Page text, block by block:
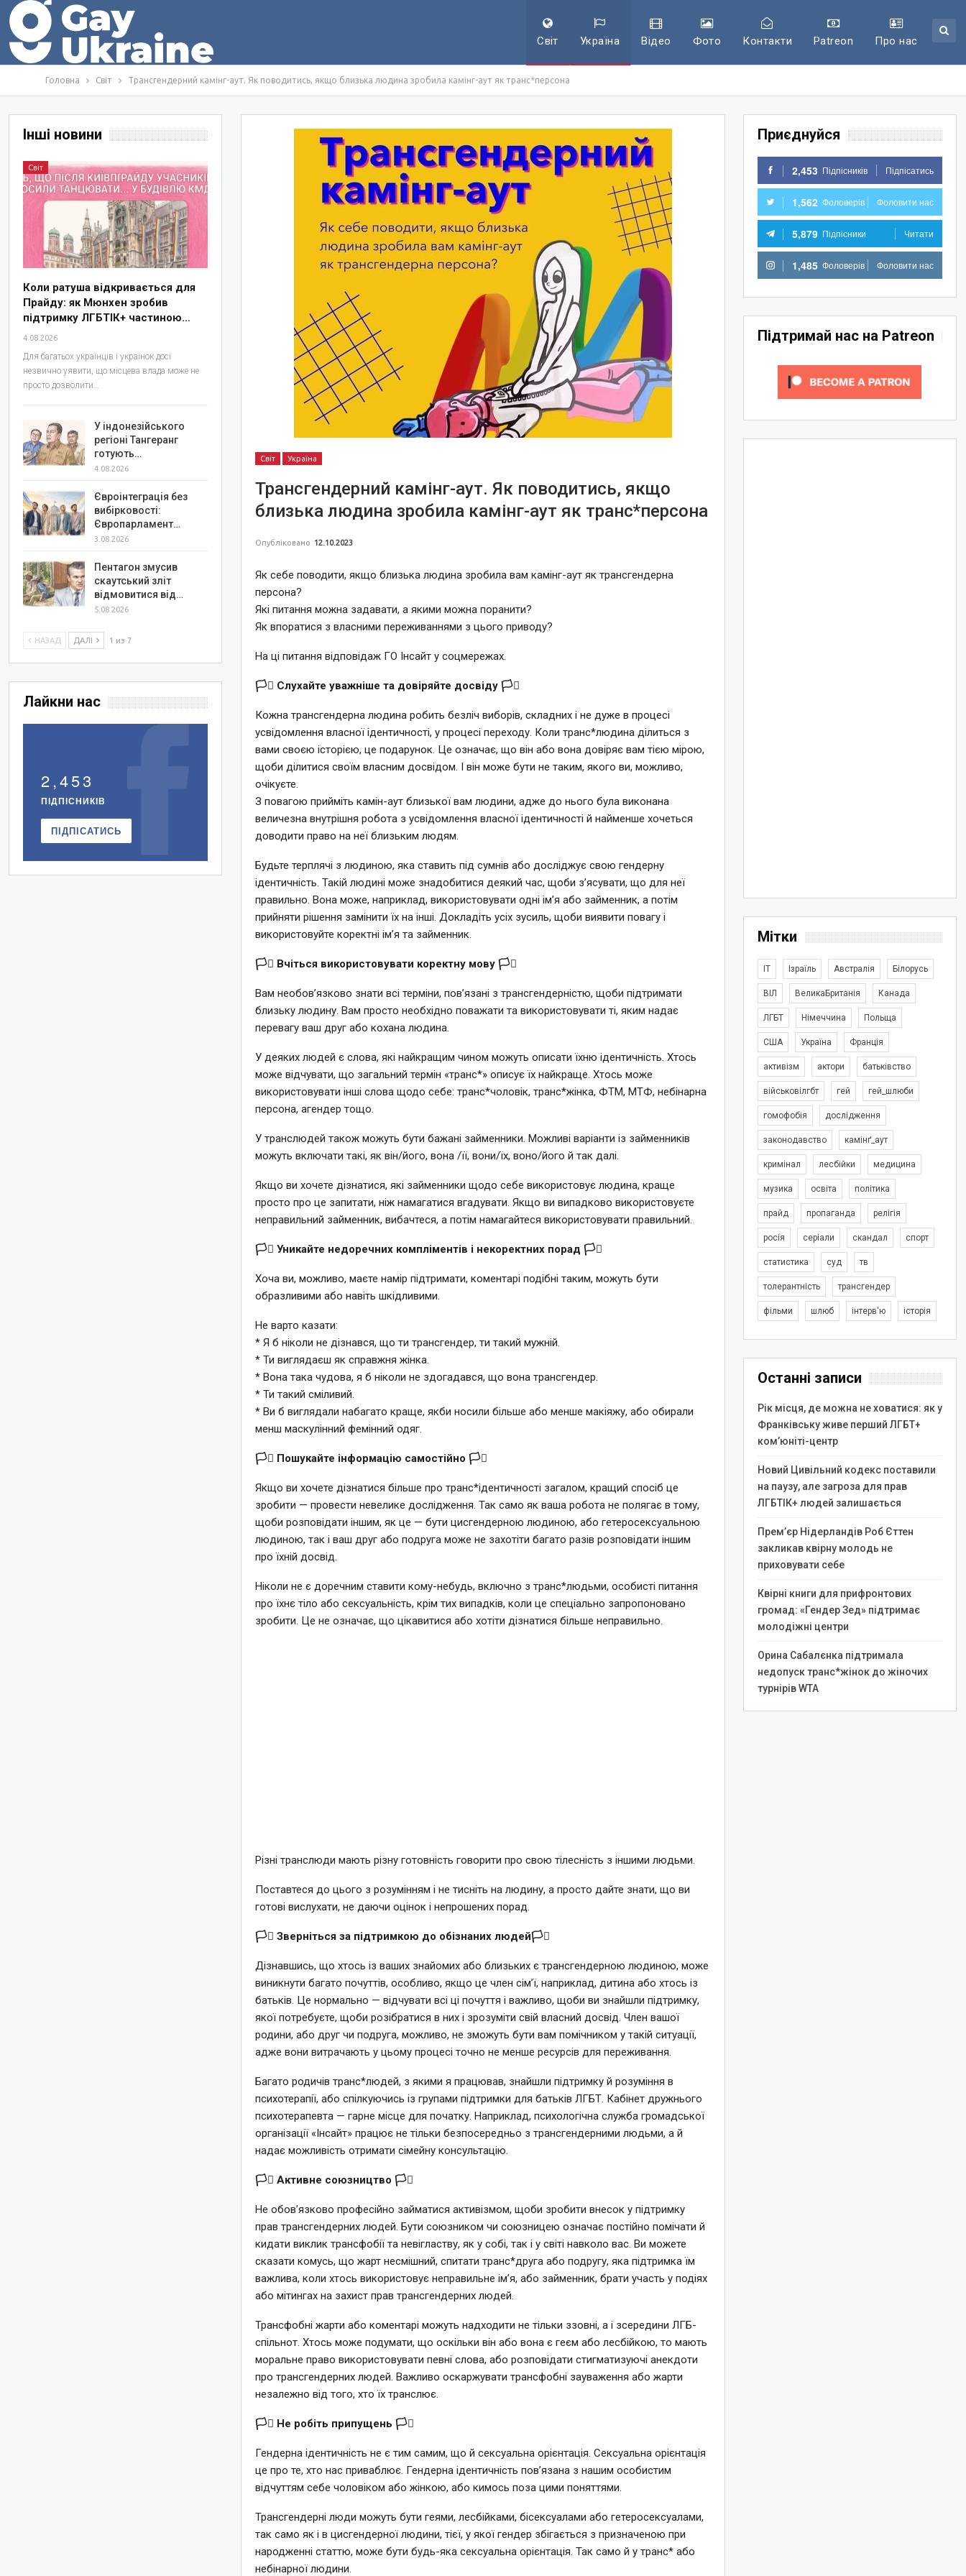
Світ Україна Відео Фото Контакти Patreon Про нас
Головна Світ Трансгендерний камінг-аут. Як поводитись, якщо близька людина зробила камінг-аут як транс*персона
Світ Україна
Трансгендерний камінг-аут. Як поводитись, якщо
близька людина зробила камінг-аут як транс*персона
Опубліковано 12.10.2023
Як себе поводити, якщо близька людина зробила вам камінг-аут як трансгендерна
персона?
Які питання можна задавати, а якими можна поранити?
Як впоратися з власними переживаннями з цього приводу?
На ці питання відповідаж ГО Інсайт у соцмережах.
🏳️‍⚧️ Слухайте уважніше та довіряйте досвіду 🏳️‍⚧️
Кожна трансгендерна людина робить безліч виборів, складних і не дуже в процесі
усвідомлення власної ідентичності, у процесі переходу. Коли транс*людина ділиться з
вами своєю історією, це подарунок. Це означає, що він або вона довіряє вам тією мірою,
щоби ділитися своїм власним досвідом. І він може бути не таким, якого ви, можливо,
очікуєте.
З повагою прийміть камін-аут близької вам людини, адже до нього була виконана
величезна внутрішня робота з усвідомлення власної ідентичності й найменше хочеться
доводити право на неї близьким людям.
Будьте терплячі з людиною, яка ставить під сумнів або досліджує свою гендерну
ідентичність. Такій людині може знадобитися деякий час, щоби з’ясувати, що для неї
правильно. Вона може, наприклад, використовувати одні ім’я або займенник, а потім
прийняти рішення замінити їх на інші. Докладіть усіх зусиль, щоби виявити повагу і
використовуйте коректні ім’я та займенник.
🏳️‍⚧️ Вчіться використовувати коректну мову 🏳️‍⚧️
Вам необов’язково знати всі терміни, пов’язані з трансгендерністю, щоби підтримати
близьку людину. Вам просто необхідно поважати та використовувати ті, яким надає
перевагу ваш друг або кохана людина.
У деяких людей є слова, які найкращим чином можуть описати їхню ідентичність. Хтось
може відчувати, що загальний термін «транс*» описує їх найкраще. Хтось може
використовувати інші слова щодо себе: транс*чоловік, транс*жінка, ФТМ, МТФ, небінарна
персона, агендер тощо.
У транслюдей також можуть бути бажані займенники. Можливі варіанти із займенників
можуть включати такі, як він/його, вона /її, вони/їх, воно/його й так далі.
Якщо ви хочете дізнатися, які займенники щодо себе використовує людина, краще
просто про це запитати, ніж намагатися вгадувати. Якщо ви випадково використовуєте
неправильний займенник, вибачтеся, а потім намагайтеся використовувати правильний.
🏳️‍⚧️ Уникайте недоречних компліментів і некоректних порад 🏳️‍⚧️
Хоча ви, можливо, маєте намір підтримати, коментарі подібні таким, можуть бути
образливими або навіть шкідливими.
Не варто казати:
* Я б ніколи не дізнався, що ти трансгендер, ти такий мужній.
* Ти виглядаєш як справжня жінка.
* Вона така чудова, я б ніколи не здогадався, що вона трансгендер.
* Ти такий сміливий.
* Ви б виглядали набагато краще, якби носили більше або менше макіяжу, або обирали
менш маскулінний фемінний одяг.
🏳️‍⚧️ Пошукайте інформацію самостійно 🏳️‍⚧️
Якщо ви хочете дізнатися більше про транс*ідентичності загалом, кращий спосіб це
зробити — провести невелике дослідження. Так само як ваша робота не полягає в тому,
щоби розповідати іншим, як це — бути цисгендерною людиною, або гетеросексуальною
людиною, так і ваш друг або подруга може не захотіти багато разів розповідати іншим
про їхній досвід.
Ніколи не є доречним ставити кому-небудь, включно з транс*людьми, особисті питання
про їхнє тіло або сексуальність, крім тих випадків, коли це спеціально запропоновано
зробити. Це не означає, що цікавитися або хотіти дізнатися більше неправильно.
Різні транслюди мають різну готовність говорити про свою тілесність з іншими людьми.
Поставтеся до цього з розумінням і не тисніть на людину, а просто дайте знати, що ви
готові вислухати, не даючи оцінок і непрошених порад.
🏳️‍⚧️ Зверніться за підтримкою до обізнаних людей🏳️‍⚧️
Дізнавшись, що хтось із ваших знайомих або близьких є трансгендерною людиною, може
виникнути багато почуттів, особливо, якщо це член сім’ї, наприклад, дитина або хтось із
батьків. Це нормально — відчувати всі ці почуття і важливо, щоби ви знайшли підтримку,
якої потребуєте, щоби розібратися в них і зрозуміти свій власний досвід. Член вашої
родини, або друг чи подруга, можливо, не зможуть бути вам помічником у такій ситуації,
адже вони витрачають у цьому процесі точно не менше ресурсів для переживання.
Багато родичів транс*людей, з якими я працював, знайшли підтримку й розуміння в
психотерапії, або спілкуючись із групами підтримки для батьків ЛГБТ. Кабінет дружнього
психотерапевта — гарне місце для початку. Наприклад, психологічна служба громадської
організації «Інсайт» працює не тільки безпосередньо з трансгендерними людьми, а й
надає можливість отримати сімейну консультацію.
🏳️‍⚧️ Активне союзництво 🏳️‍⚧️
Не обов’язково професійно займатися активізмом, щоби зробити внесок у підтримку
прав трансгендерних людей. Бути союзником чи союзницею означає постійно помічати й
кидати виклик трансфобії та невігластву, як у собі, так і у світі навколо вас. Ви можете
сказати комусь, що жарт несмішний, спитати транс*друга або подругу, яка підтримка їм
важлива, коли хтось використовує неправильне ім’я, або займенник, брати участь у подіях
або мітингах на захист прав трансгендерних людей.
Трансфобні жарти або коментарі можуть надходити не тільки ззовні, а і зсередини ЛГБ-
спільнот. Хтось може подумати, що оскільки він або вона є геєм або лесбійкою, то мають
моральне право використовувати певні слова, або розповідати стигматизуючі анекдоти
про трансгендерних людей. Важливо оскаржувати трансфобні зауваження або жарти
незалежно від того, хто їх транслює.
🏳️‍⚧️ Не робіть припущень 🏳️‍⚧️
Гендерна ідентичність не є тим самим, що й сексуальна орієнтація. Сексуальна орієнтація
це про те, хто нас приваблює. Гендерна ідентичність пов’язана з нашим особистим
відчуттям себе чоловіком або жінкою, або кимось поза цими поняттями.
Трансгендерні люди можуть бути геями, лесбійками, бісексуалами або гетеросексуалами,
так само як і в цисгендерної людини, тієї, у якої гендер збігається з призначеною при
народженні статтю, може бути будь-яка сексуальна орієнтація. Так само й у транс* або
небінарної людини.
Приєднуйся
2,453 Підпісників Підпісатись
1,562 Фоловерів Фоловити нас
5,879 Підпісники Читати
1,485 Фоловерів Фоловити нас
Підтримай нас на Patreon
Мітки
IT Ізраїль Австралія Білорусь
ВІЛ ВеликаБританія Канада
ЛГБТ Німеччина Польща
США Україна Франція
активізм актори батьківство
військовілгбт гей гей_шлюби
гомофобія дослідження
законодавство камінґ_аут
кримінал лесбійки медицина
музика освіта політика
прайд пропаганда релігія
росія серіали скандал спорт
статистика суд тв
толерантність трансгендер
фільми шлюб інтерв'ю історія
Останні записи
Рік місця, де можна не ховатися: як у
Франківську живе перший ЛГБТ+
ком’юніті-центр
Новий Цивільний кодекс поставили
на паузу, але загроза для прав
ЛГБТІК+ людей залишається
Прем’єр Нідерландів Роб Єттен
закликав квірну молодь не
приховувати себе
Квірні книги для прифронтових
громад: «Гендер Зед» підтримає
молодіжні центри
Орина Сабалєнка підтримала
недопуск транс*жінок до жіночих
турнірів WTA
Інші новини
Світ
Коли ратуша відкривається для
Прайду: як Мюнхен зробив
підтримку ЛГБТІК+ частиною…
4.08.2026
Для багатьох українців і українок досі
незвично уявити, що місцева влада може не
просто дозволити…
У індонезійського
регіоні Тангеранг
готують…
4.08.2026
Євроінтеграція без
вибірковості:
Європарламент…
3.08.2026
Пентагон змусив
скаутський зліт
відмовитися від…
5.08.2026
НАЗАД ДАЛІ 1 из 7
Лайкни нас
2,453
ПІДПІСНИКІВ
ПІДПІСАТИСЬ